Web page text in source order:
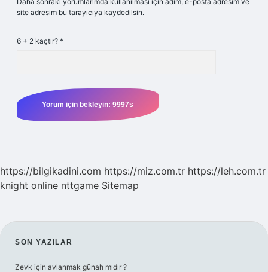
site adresim bu tarayıcıya kaydedilsin.
6 + 2 kaçtır? *
https://bilgikadini.com https://miz.com.tr https://leh.com.tr
knight online nttgame Sitemap
SIDEBAR
SON YAZILAR
Zevk için avlanmak günah mıdır ?